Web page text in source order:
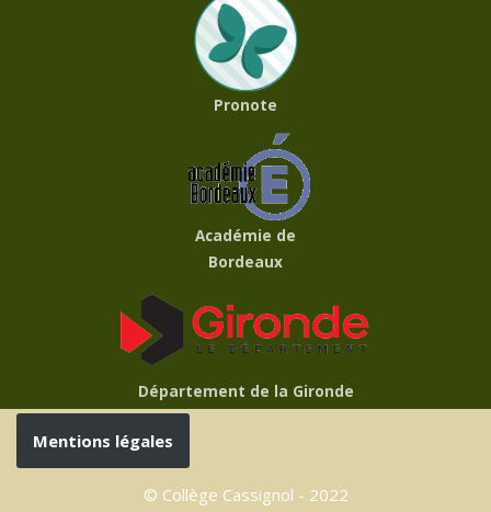
Pronote
Académie de
Bordeaux
Département de la Gironde
Mentions légales
© Collège Cassignol - 2022